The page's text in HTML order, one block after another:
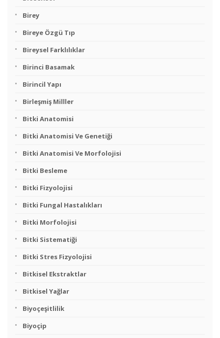
Birey
Bireye Özgü Tıp
Bireysel Farklılıklar
Birinci Basamak
Birincil Yapı
Birleşmiş Milller
Bitki Anatomisi
Bitki Anatomisi Ve Genetiği
Bitki Anatomisi Ve Morfolojisi
Bitki Besleme
Bitki Fizyolojisi
Bitki Fungal Hastalıkları
Bitki Morfolojisi
Bitki Sistematiği
Bitki Stres Fizyolojisi
Bitkisel Ekstraktlar
Bitkisel Yağlar
Biyoçeşitlilik
Biyoçip